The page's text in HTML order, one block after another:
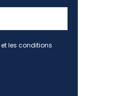
les conditions